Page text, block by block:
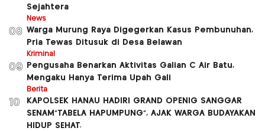
Sejahtera
News
08 Warga Murung Raya Digegerkan Kasus Pembunuhan,
Pria Tewas Ditusuk di Desa Belawan
Kriminal
09
Pengusaha Benarkan Aktivitas Galian C Air Batu,
Mengaku Hanya Terima Upah Gali
Berita
10
KAPOLSEK HANAU HADIRI GRAND OPENIG SANGGAR
SENAM”TABELA HAPUMPUNG”, AJAK WARGA BUDAYAKAN
HIDUP SEHAT.